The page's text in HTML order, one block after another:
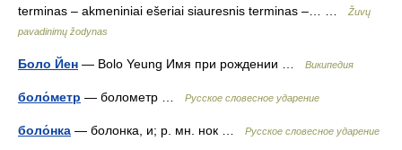
terminas – akmeniniai ešeriai siauresnis terminas –… …
Žuvų
pavadinimų žodynas
Боло Йен — Bolo Yeung Имя при рождении … Википедия
боло́метр — болометр … Русское словесное ударение
боло́нка — болонка, и; р. мн. нок … Русское словесное ударение